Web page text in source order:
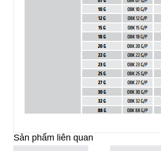
Sản phẩm liên quan